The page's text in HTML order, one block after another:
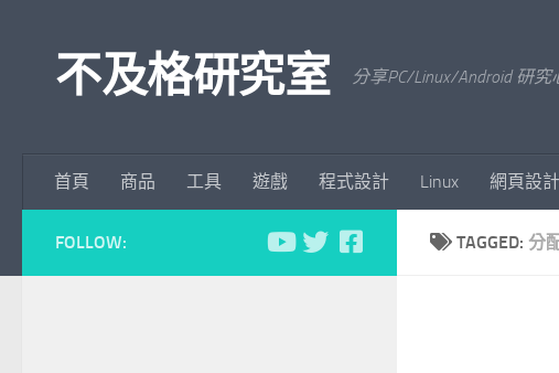
不及格研究室 分享PC/Linux/Android 研
首頁 商品 工具 遊戲 程式設計 Linux 網頁設計
TAGGED: 分
FOLLOW: